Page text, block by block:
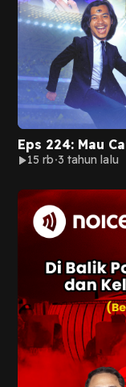
Eps 224: Mau
15 rb 3 tahun lalu